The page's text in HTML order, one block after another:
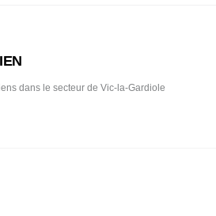
dans le secteur de Vic-la-Gardiole